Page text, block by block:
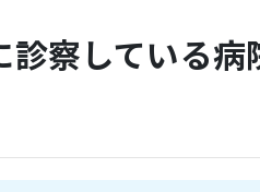
診察している